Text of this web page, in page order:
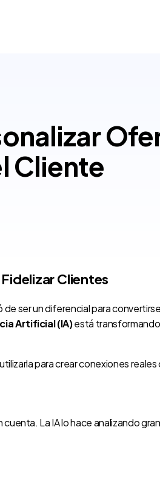
Cliente
Clientes
de ser un diferencial para
Artificial (IA)está
para crear conexiones
La IA lo hace analizando